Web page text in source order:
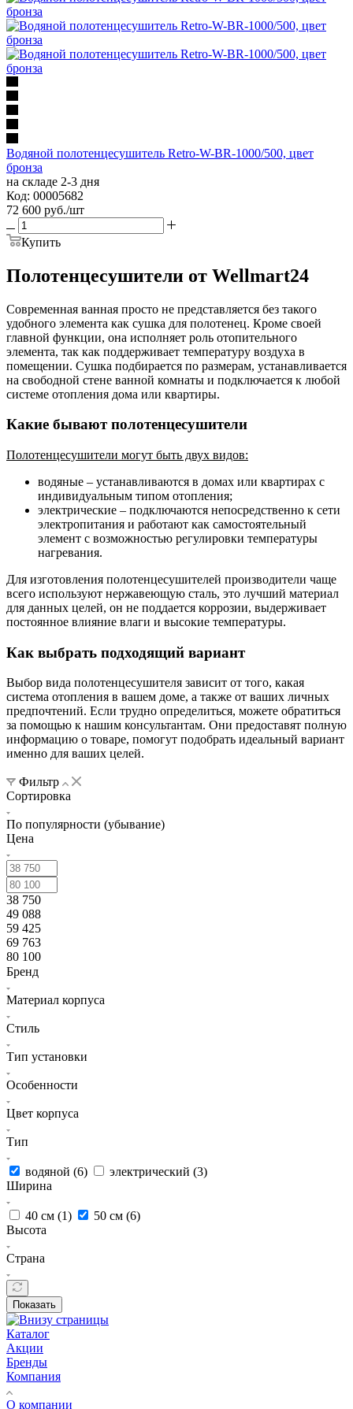
Водяной полотенцесушитель Retro-W-BR-1000/500, цвет
бронза
на складе 2-3 дня
Код: 00005682
72 600 руб./шт
Купить
Полотенцесушители от Wellmart24
Современная ванная просто не представляется без такого
удобного элемента как сушка для полотенец. Кроме своей
главной функции, она исполняет роль отопительного
элемента, так как поддерживает температуру воздуха в
помещении. Сушка подбирается по размерам, устанавливается
на свободной стене ванной комнаты и подключается к любой
системе отопления дома или квартиры.
Какие бывают полотенцесушители
Полотенцесушители могут быть двух видов:
водяные – устанавливаются в домах или квартирах с
индивидуальным типом отопления;
электрические – подключаются непосредственно к сети
электропитания и работают как самостоятельный
элемент с возможностью регулировки температуры
нагревания.
Для изготовления полотенцесушителей производители чаще
всего используют нержавеющую сталь, это лучший материал
для данных целей, он не поддается коррозии, выдерживает
постоянное влияние влаги и высокие температуры.
Как выбрать подходящий вариант
Выбор вида полотенцесушителя зависит от того, какая
система отопления в вашем доме, а также от ваших личных
предпочтений. Если трудно определиться, можете обратиться
за помощью к нашим консультантам. Они предоставят полную
информацию о товаре, помогут подобрать идеальный вариант
именно для ваших целей.
Фильтр
Сортировка
По популярности (убывание)
Цена
38 750
49 088
59 425
69 763
80 100
Бренд
Материал корпуса
Стиль
Тип установки
Особенности
Цвет корпуса
Тип
водяной (6) электрический (3)
Ширина
40 см (1) 50 см (6)
Высота
Страна
Показать
Каталог
Акции
Бренды
Компания
О компании